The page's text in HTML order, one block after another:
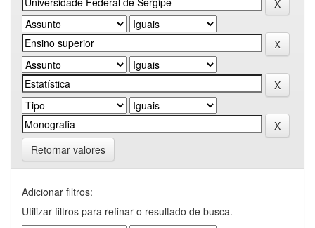
Retornar valores
Adicionar filtros:
Utilizar filtros para refinar o resultado de busca.